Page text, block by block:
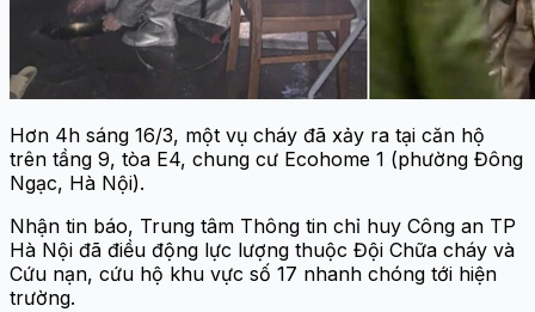
Hơn 4h sáng 16/3, một vụ cháy đã xảy ra tại căn hộ
trên tầng 9, tòa E4, chung cư Ecohome 1 (phường Đông
Ngạc, Hà Nội).
Nhận tin báo, Trung tâm Thông tin chỉ huy Công an TP
Hà Nội đã điều động lực lượng thuộc Đội Chữa cháy và
Cứu nạn, cứu hộ khu vực số 17 nhanh chóng tới hiện
trường.